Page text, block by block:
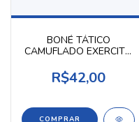
BONÉ TÁTICO
CAMUFLADO EXERCITO
SEM VELCRO
R$42,00